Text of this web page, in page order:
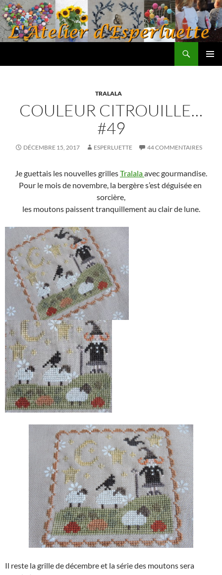
Aller
au
contenu
TRALALA
COULEUR CITROUILLE…
#49
DÉCEMBRE 15, 2017 ESPERLUETTE 44 COMMENTAIRES
Je guettais les nouvelles grillesTralalaavec gourmandise.
Pour le mois de novembre, la bergère s’est déguisée en
sorcière,
les moutons paissent tranquillement au clair de lune.
Il reste la grille de décembre et la série des moutons sera